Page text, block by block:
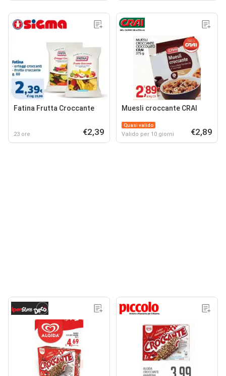
Fatina Frutta Croccante
23 ore €2,39
Muesli croccante CRAI
Quasi valido
Valido per 10 giorni €2,89